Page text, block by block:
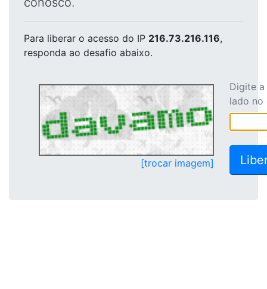
Para liberar o acesso do IP 216.73.216.116,
responda ao desafio abaixo.
[trocar imagem]
Digite
lado no